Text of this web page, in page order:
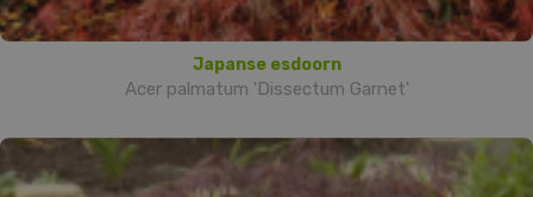
Japanse esdoorn
Acer palmatum 'Dissectum Garnet'